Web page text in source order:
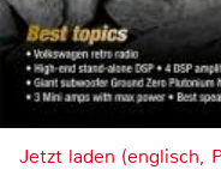
Jetzt laden (englisch,